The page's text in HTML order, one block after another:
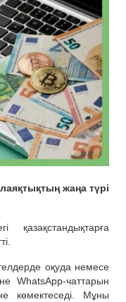
жаңа түрі
қазақстандықтарға
оқуда немесе
WhatsApp-чаттарын
көмектеседі. Мұны